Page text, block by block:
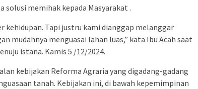
memihak kepada Masyarakat .
kehidupan. Tapi justru kami dianggap melanggar
mudahnya menguasai lahan luas,” kata Ibu Acah saat
istana. Kamis 5 /12/2024.
kebijakan Reforma Agraria yang digadang-gadang
tanah. Kebijakan ini, di bawah kepemimpinan